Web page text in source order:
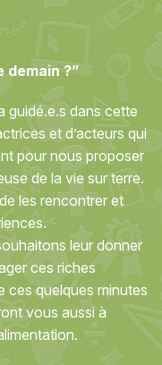
demain ?”
guidé.e.s dans cette
et d’acteurs qui
pour nous proposer
de la vie sur terre.
les rencontrer et
leur donner
ces riches
ces quelques minutes
vous aussi à